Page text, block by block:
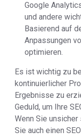
Google
und andere
Basierend auf
Anpassungen
optimieren.
Es ist wichtig zu
kontinuierlicher
Ergebnisse zu
Geduld, um Ihre
Wenn Sie
Sie auch einen